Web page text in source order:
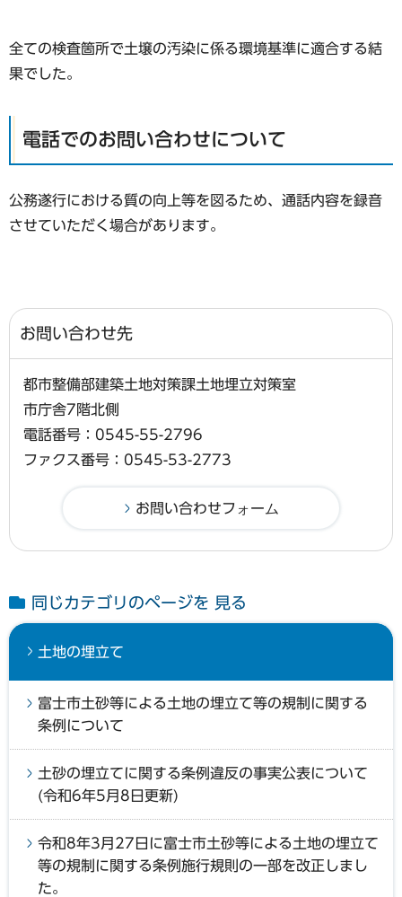
全ての検査箇所で土壌の汚染に係る環境基準に適合する結
果でした。
電話でのお問い合わせについて
公務遂行における質の向上等を図るため、通話内容を録音
させていただく場合があります。
お問い合わせ先
都市整備部建築土地対策課土地埋立対策室
市庁舎7階北側
電話番号：0545-55-2796
ファクス番号：0545-53-2773
同じカテゴリのページを 見る
土地の埋立て
富士市土砂等による土地の埋立て等の規制に関する
条例について
土砂の埋立てに関する条例違反の事実公表について
(令和6年5月8日更新)
令和8年3月27日に富士市土砂等による土地の埋立て
等の規制に関する条例施行規則の一部を改正しまし
た。